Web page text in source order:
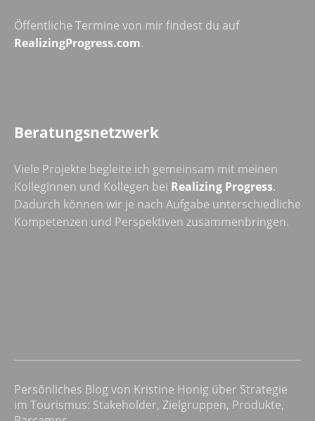
Öffentliche Termine von mir findest du auf
RealizingProgress.com.
Beratungsnetzwerk
Viele Projekte begleite ich gemeinsam mit meinen
Kolleginnen und Kollegen bei Realizing Progress.
Dadurch können wir je nach Aufgabe unterschiedliche
Kompetenzen und Perspektiven zusammenbringen.
Persönliches Blog von Kristine Honig über Strategie
im Tourismus: Stakeholder, Zielgruppen, Produkte,